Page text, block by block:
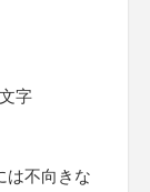
字
は不向きな